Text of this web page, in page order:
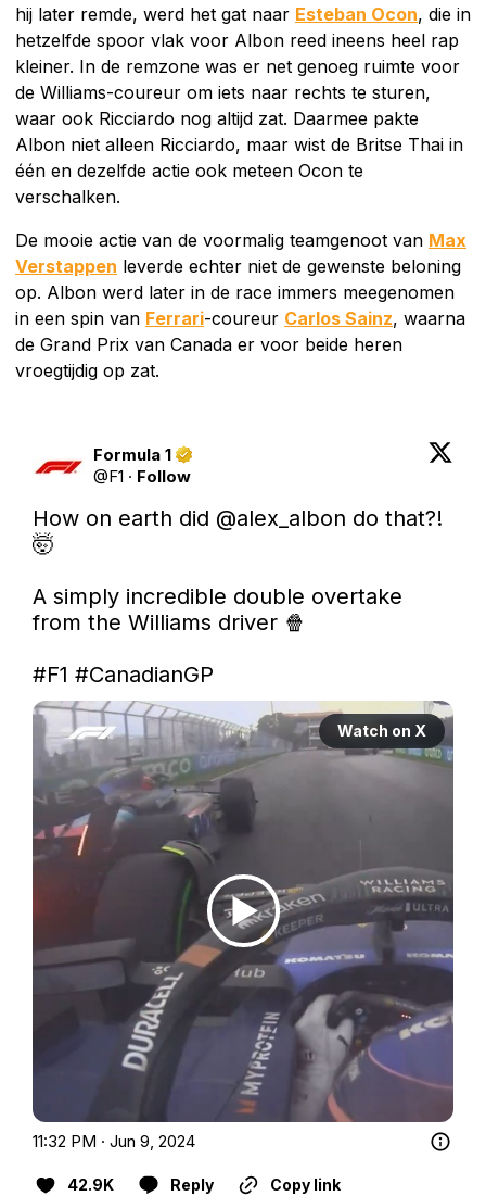
hij later remde, werd het gat naar Esteban Ocon, die in
hetzelfde spoor vlak voor Albon reed ineens heel rap
kleiner. In de remzone was er net genoeg ruimte voor
de Williams-coureur om iets naar rechts te sturen,
waar ook Ricciardo nog altijd zat. Daarmee pakte
Albon niet alleen Ricciardo, maar wist de Britse Thai in
één en dezelfde actie ook meteen Ocon te
verschalken.
De mooie actie van de voormalig teamgenoot van Max
Verstappen leverde echter niet de gewenste beloning
op. Albon werd later in de race immers meegenomen
in een spin van Ferrari-coureur Carlos Sainz, waarna
de Grand Prix van Canada er voor beide heren
vroegtijdig op zat.
Formula 1
@F1 · Follow
How on earth did @alex_albon do that?!
🤯
A simply incredible double overtake
from the Williams driver 🍿
#F1 #CanadianGP
Watch on X
11:32 PM · Jun 9, 2024
42.9K Reply Copy link